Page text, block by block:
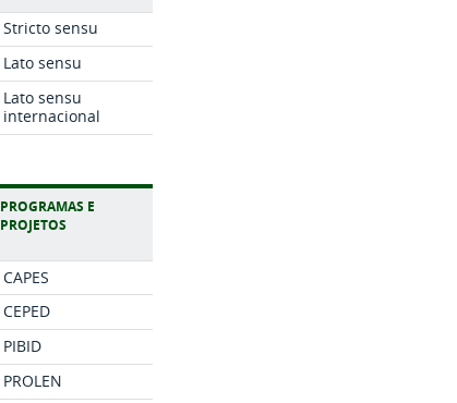
Stricto sensu
Lato sensu
Lato sensu
internacional
PROGRAMAS E
PROJETOS
CAPES
CEPED
PIBID
PROLEN